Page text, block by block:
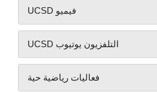
UCSD فيميو
UCSD التلفزيون يوتيوب
فعاليات رياضية حية